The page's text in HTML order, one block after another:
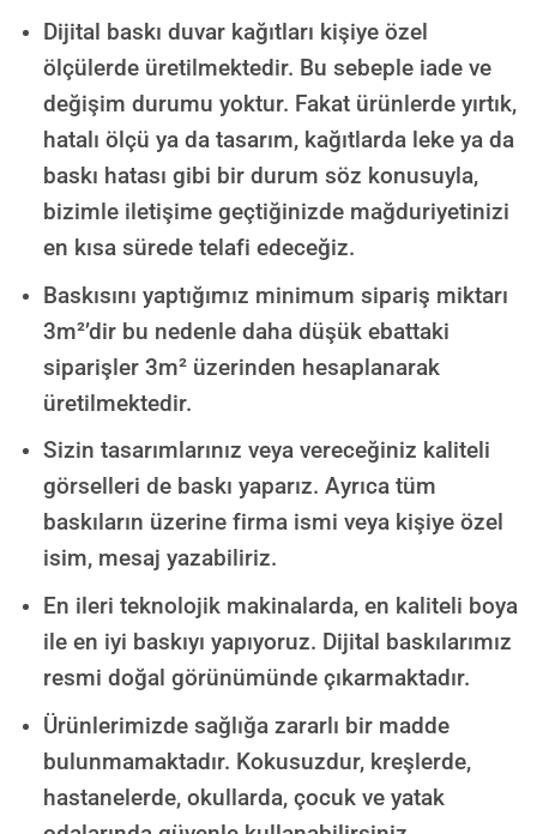
Dijital baskı duvar kağıtları kişiye özel
ölçülerde üretilmektedir. Bu sebeple iade ve
değişim durumu yoktur. Fakat ürünlerde yırtık,
hatalı ölçü ya da tasarım, kağıtlarda leke ya da
baskı hatası gibi bir durum söz konusuyla,
bizimle iletişime geçtiğinizde mağduriyetinizi
en kısa sürede telafi edeceğiz.
Baskısını yaptığımız minimum sipariş miktarı
3m²’dir bu nedenle daha düşük ebattaki
siparişler 3m² üzerinden hesaplanarak
üretilmektedir.
Sizin tasarımlarınız veya vereceğiniz kaliteli
görselleri de baskı yaparız. Ayrıca tüm
baskıların üzerine firma ismi veya kişiye özel
isim, mesaj yazabiliriz.
En ileri teknolojik makinalarda, en kaliteli boya
ile en iyi baskıyı yapıyoruz. Dijital baskılarımız
resmi doğal görünümünde çıkarmaktadır.
Ürünlerimizde sağlığa zararlı bir madde
bulunmamaktadır. Kokusuzdur, kreşlerde,
hastanelerde, okullarda, çocuk ve yatak